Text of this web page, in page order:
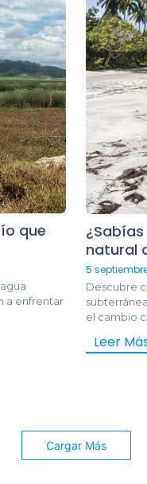
que
a enfrentar
natural
5
Descubre
el cambio
Leer
Cargar Más